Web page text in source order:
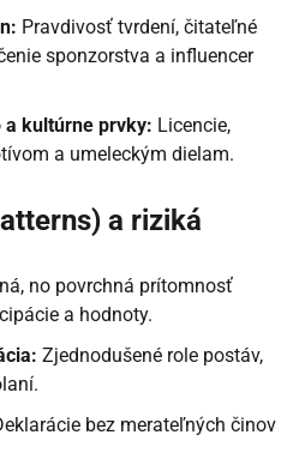
Pravdivosť tvrdení, čitateľné
sponzorstva a influencer
a kultúrne prvky: Licencie,
a umeleckým dielam.
a riziká
no povrchná prítomnosť
a hodnoty.
Zjednodušené role postáv,
bez merateľných činov